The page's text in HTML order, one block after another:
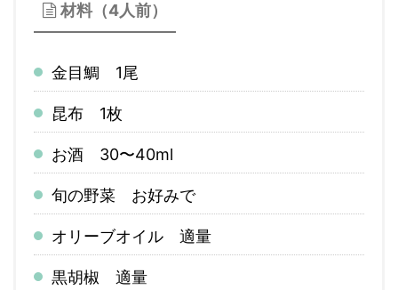
材料（4人前）
金目鯛 1尾
昆布 1枚
お酒 30〜40ml
旬の野菜 お好みで
オリーブオイル 適量
黒胡椒 適量